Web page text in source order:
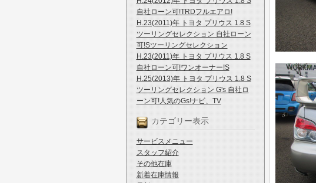
自社ローン可!TRDフルエアロ!
H.23(2011)年 トヨタ プリウス 1.8 S
ツーリングセレクション 自社ローン
可!Sツーリングセレクション
H.23(2011)年 トヨタ プリウス 1.8 S
自社ローン可!ワンオーナー!S
H.25(2013)年 トヨタ プリウス 1.8 S
ツーリングセレクション G's 自社ロ
ーン可!人気のGs!ナビ、TV
カテゴリー表示
サービスメニュー
スタッフ紹介
その他在庫
新着在庫情報